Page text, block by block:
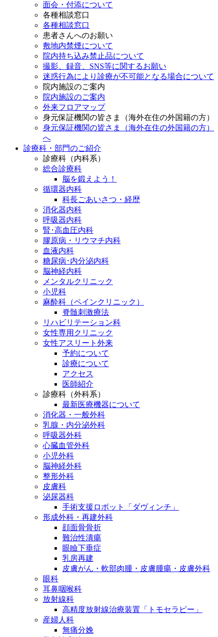
面会・付添について
各種相談窓口
各種相談窓口
患者さんへのお願い
敷地内禁煙について
院内持ち込み禁止品について
撮影、録音、SNS等に関するお願い
迷惑行為により診療が不可能となる場合について
院内施設のご案内
院内施設のご案内
外来フロアマップ
身元保証機関の皆さま（海外在住の外国籍の方）
身元保証機関の皆さま（海外在住の外国籍の方）
へ
診療科・部門のご紹介
診療科（内科系）
総合診療科
脳を鍛えよう！
循環器内科
科長ごあいさつ・経歴
消化器内科
呼吸器内科
腎･高血圧内科
膠原病・リウマチ内科
血液内科
糖尿病･内分泌内科
脳神経内科
メンタルクリニック
小児科
麻酔科（ペインクリニック）
脊髄刺激療法
リハビリテーション科
女性専用クリニック
女性アスリート外来
予約について
診療について
アクセス
医師紹介
診療科（外科系）
最新医療機器について
消化器・一般外科
乳腺・内分泌外科
呼吸器外科
心臓血管外科
小児外科
脳神経外科
整形外科
皮膚科
泌尿器科
手術支援ロボット「ダヴィンチ」
形成外科・再建外科
顔面骨骨折
難治性潰瘍
眼瞼下垂症
乳房再建
皮膚がん・軟部肉腫・皮膚腫瘍・皮膚外科
眼科
耳鼻咽喉科
放射線科
高精度放射線治療装置「トモセラピー」
産婦人科
無痛分娩